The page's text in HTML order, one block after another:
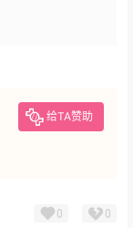
给TA赞助
0 0